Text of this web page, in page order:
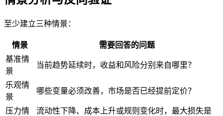
至少建立三种情景：
情景
需要回答的问题
基准情
景
当前趋势延续时，收益和风险分别来自哪里？
乐观情
景
哪些变量必须改善，市场是否已经提前定价？
压力情
流动性下降、成本上升或规则变化时，最大损失是